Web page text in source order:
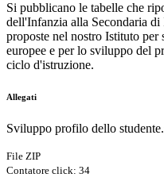
Si pubblicano le tabelle che
dell'Infanzia alla Secondaria
proposte nel nostro Istituto per
europee e per lo sviluppo del
ciclo d'istruzione.
Allegati
Sviluppo profilo dello
File ZIP
Contatore click: 34